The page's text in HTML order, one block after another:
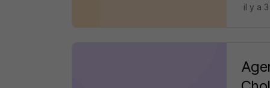
il y a